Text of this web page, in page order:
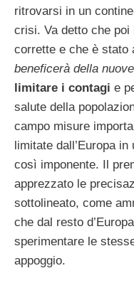
ritrovarsi in un
crisi. Va detto che
corrette e che è stato
beneficerà della
limitare i contagi e
salute della
campo misure
limitate dall’Europa
così imponente. Il
apprezzato le
sottolineato, come
che dal resto
sperimentare le
appoggio.